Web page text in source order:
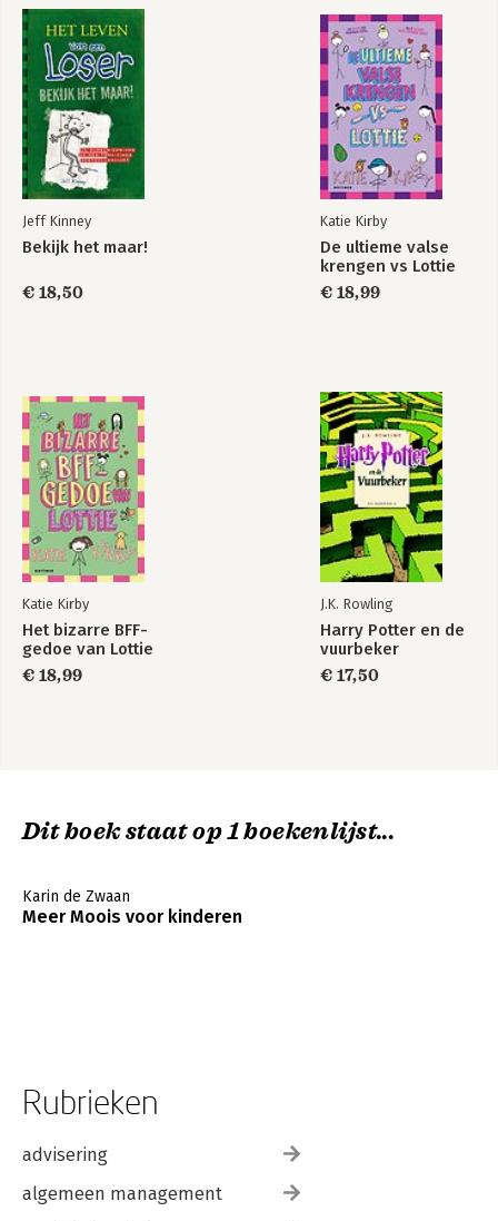
Jeff Kinney
Bekijk het maar!
€ 18,50
Katie Kirby
De ultieme valse
krengen vs Lottie
€ 18,99
Katie Kirby
Het bizarre BFF-
gedoe van Lottie
€ 18,99
J.K. Rowling
Harry Potter en de
vuurbeker
€ 17,50
Dit boek staat op 1 boekenlijst...
Karin de Zwaan
Meer Moois voor kinderen
Rubrieken
advisering
algemeen management